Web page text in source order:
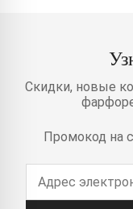
Скидки, новые
Промокод на